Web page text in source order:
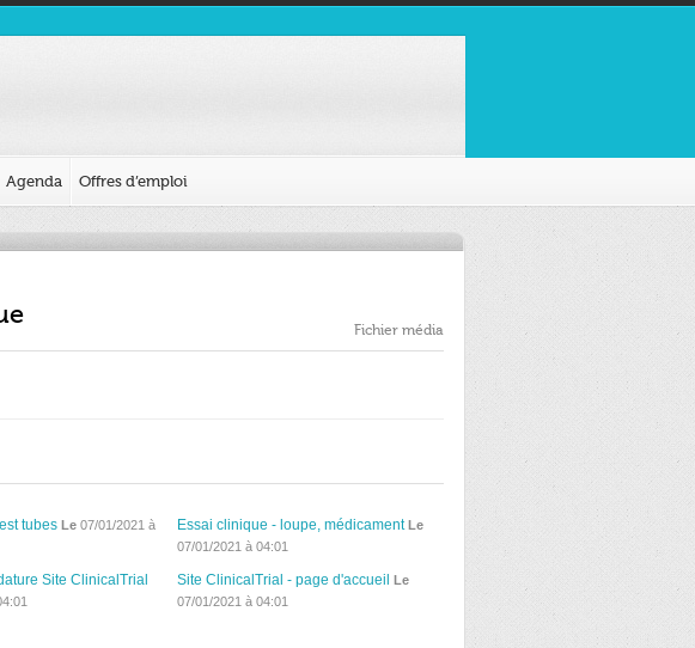
Agenda Offres d’emploi
Fichier média
tubes Le 07/01/2021 à
Essai clinique - loupe, médicament Le
07/01/2021 à 04:01
Site ClinicalTrial Site ClinicalTrial - page d'accueil Le
07/01/2021 à 04:01